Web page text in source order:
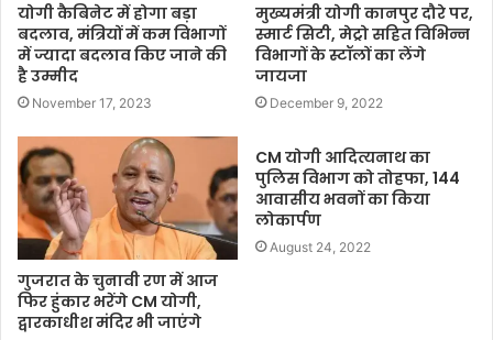
योगी कैबिनेट में होगा बड़ा
बदलाव, मंत्रियों में कम विभागों
में ज्यादा बदलाव किए जाने की
है उम्मीद
November 17, 2023
मुख्यमंत्री योगी कानपुर दौरे पर,
स्मार्ट सिटी, मेट्रो सहित विभिन्न
विभागों के स्टॉलों का लेंगे
जायजा
December 9, 2022
गुजरात के चुनावी रण में आज
फिर हुंकार भरेंगे CM योगी,
द्वारकाधीश मंदिर भी जाएंगे
CM योगी आदित्यनाथ का
पुलिस विभाग को तोहफा, 144
आवासीय भवनों का किया
लोकार्पण
August 24, 2022